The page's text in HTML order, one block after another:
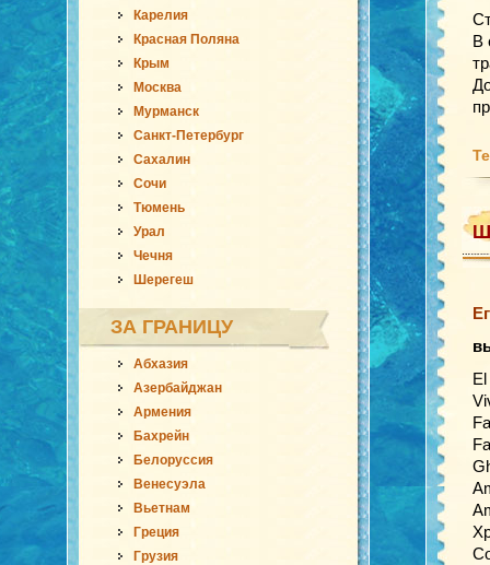
Карелия
Красная Поляна
Крым
Москва
Мурманск
Санкт-Петербург
Сахалин
Сочи
Тюмень
Урал
Чечня
Шерегеш
ЗА ГРАНИЦУ
Абхазия
Азербайджан
Армения
Бахрейн
Белоруссия
Венесуэла
Вьетнам
Греция
Грузия
В